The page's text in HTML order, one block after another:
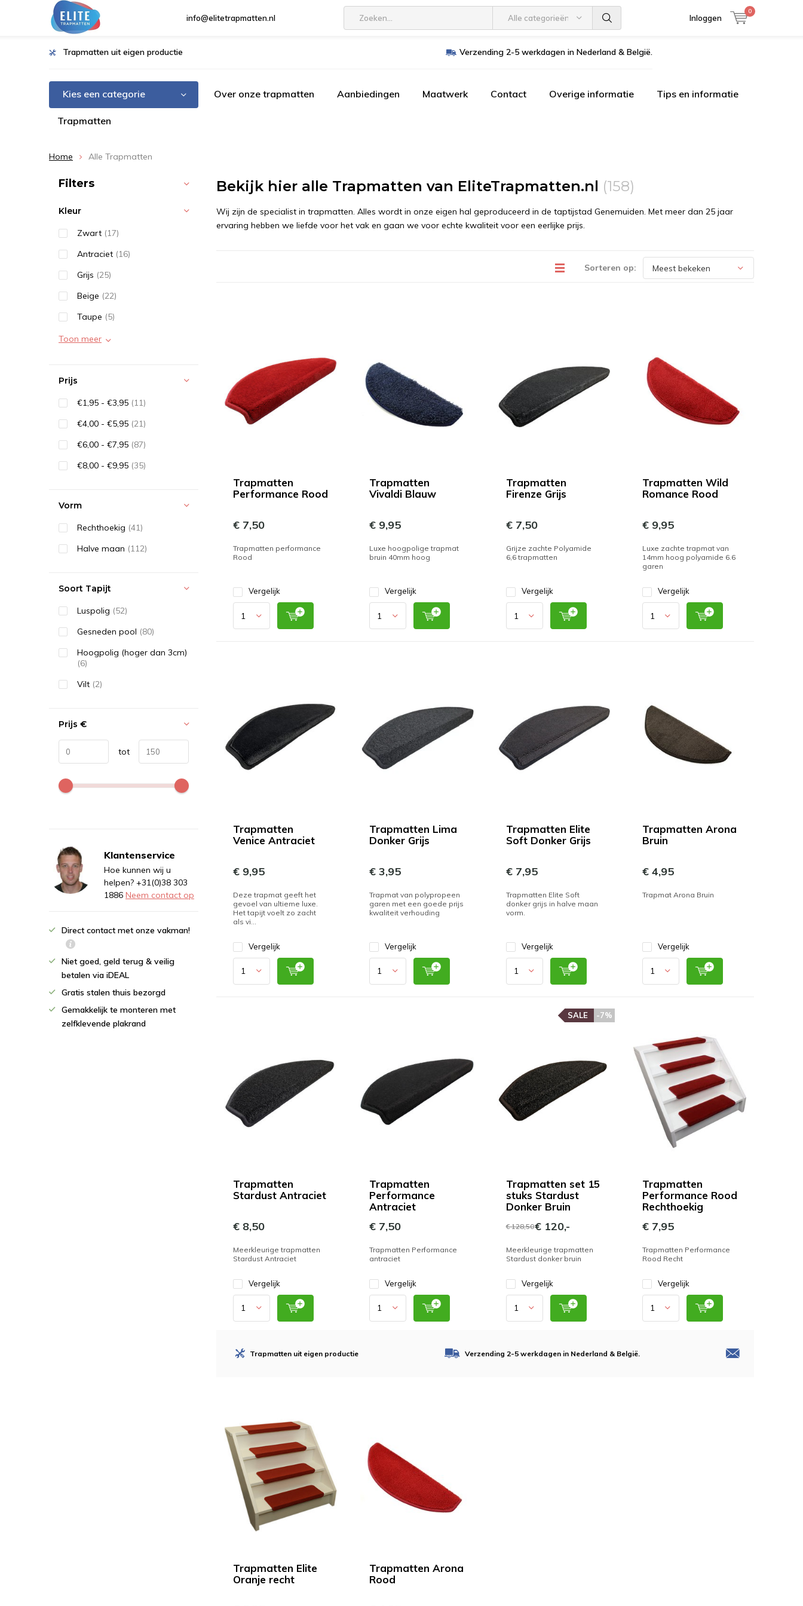
info@elitetrapmatten.nl Alle categorieën Inloggen
0
Trapmatten uit eigen productie Verzending 2-5 werkdagen in Nederland & België.
Kies een categorie Over onze trapmatten Aanbiedingen Maatwerk Contact Overige informatie Tips en informatie
Trapmatten
Home Alle Trapmatten
Bekijk hier alle Trapmatten van EliteTrapmatten.nl (158)
Wij zijn de specialist in trapmatten. Alles wordt in onze eigen hal geproduceerd in de taptijstad Genemuiden. Met meer dan 25 jaar
ervaring hebben we liefde voor het vak en gaan we voor echte kwaliteit voor een eerlijke prijs.
Sorteren op:
Trapmatten
Performance Rood
€ 7,50
Trapmatten performance
Rood
Vergelijk
Trapmatten
Vivaldi Blauw
€ 9,95
Luxe hoogpolige trapmat
bruin 40mm hoog
Vergelijk
Trapmatten
Firenze Grijs
€ 7,50
Grijze zachte Polyamide
6,6 trapmatten
Vergelijk
Trapmatten Wild
Romance Rood
€ 9,95
Luxe zachte trapmat van
14mm hoog polyamide 6.6
garen
Vergelijk
Trapmatten
Venice Antraciet
€ 9,95
Deze trapmat geeft het
gevoel van ultieme luxe.
Het tapijt voelt zo zacht
als vi...
Vergelijk
Trapmatten Lima
Donker Grijs
€ 3,95
Trapmat van polypropeen
garen met een goede prijs
kwaliteit verhouding
Vergelijk
Trapmatten Elite
Soft Donker Grijs
€ 7,95
Trapmatten Elite Soft
donker grijs in halve maan
vorm.
Vergelijk
Trapmatten Arona
Bruin
€ 4,95
Trapmat Arona Bruin
Vergelijk
Trapmatten
Stardust Antraciet
€ 8,50
Meerkleurige trapmatten
Stardust Antraciet
Vergelijk
Trapmatten
Performance
Antraciet
€ 7,50
Trapmatten Performance
antraciet
Vergelijk
Trapmatten set 15
stuks Stardust
Donker Bruin
-7%
SALE
€ 128,50€ 120,-
Meerkleurige trapmatten
Stardust donker bruin
Vergelijk
Trapmatten
Performance Rood
Rechthoekig
€ 7,95
Trapmatten Performance
Rood Recht
Vergelijk
Trapmatten uit eigen productie Verzending 2-5 werkdagen in Nederland & België.
Trapmatten Elite
Oranje recht
Trapmatten Arona
Rood
Sorteren op:
Filters
Kleur
Zwart (17)
Antraciet (16)
Grijs (25)
Beige (22)
Taupe (5)
Toon meer
Prijs
€1,95 - €3,95 (11)
€4,00 - €5,95 (21)
€6,00 - €7,95 (87)
€8,00 - €9,95 (35)
Vorm
Rechthoekig (41)
Halve maan (112)
Soort Tapijt
Luspolig (52)
Gesneden pool (80)
Hoogpolig (hoger dan 3cm)
(6)
Vilt (2)
Prijs €
tot
Klantenservice
Hoe kunnen wij u
helpen? +31(0)38 303
1886 Neem contact op
Direct contact met onze vakman!
Niet goed, geld terug & veilig
betalen via iDEAL
Gratis stalen thuis bezorgd
Gemakkelijk te monteren met
zelfklevende plakrand